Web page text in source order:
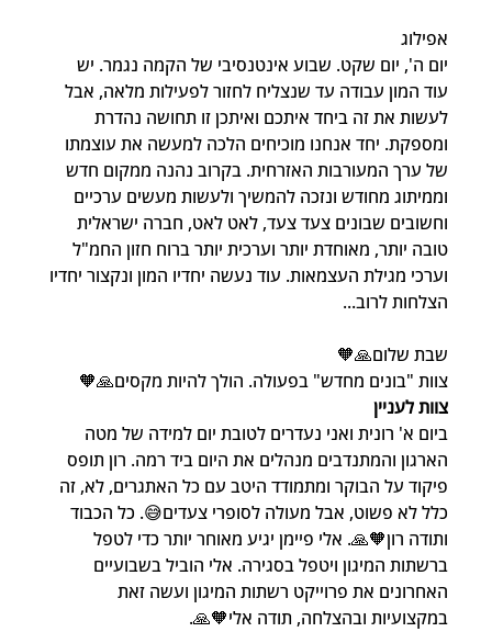
אפילוג
יום ה', יום שקט. שבוע אינטנסיבי של הקמה נגמר. יש
עוד המון עבודה עד שנצליח לחזור לפעילות מלאה, אבל
לעשות את זה ביחד איתכם ואיתכן זו תחושה נהדרת
ומספקת. יחד אנחנו מוכיחים הלכה למעשה את עוצמתו
של ערך המעורבות האזרחית. בקרוב נהנה ממקום חדש
וממיתוג מחודש ונזכה להמשיך ולעשות מעשים ערכיים
וחשובים שבונים צעד צעד, לאט לאט, חברה ישראלית
טובה יותר, מאוחדת יותר וערכית יותר ברוח חזון החמ"ל
וערכי מגילת העצמאות. עוד נעשה יחדיו המון ונקצור יחדיו
הצלחות לרוב...
שבת שלום🙏🧡
צוות "בונים מחדש" בפעולה. הולך להיות מקסים🙏🧡
צוות לעניין
ביום א' רונית ואני נעדרים לטובת יום למידה של מטה
הארגון והמתנדבים מנהלים את היום ביד רמה. רון תופס
פיקוד על הבוקר ומתמודד היטב עם כל האתגרים, לא, זה
כלל לא פשוט, אבל מעולה לסופרי צעדים😅. כל הכבוד
ותודה רון🧡🙏. אלי פיימן יגיע מאוחר יותר כדי לטפל
ברשתות המיגון ויטפל בסגירה. אלי הוביל בשבועיים
האחרונים את פרוייקט רשתות המיגון ועשה זאת
במקצועיות ובהצלחה, תודה אלי🧡🙏.